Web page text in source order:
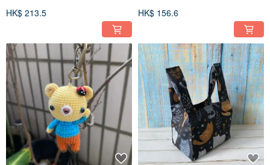
HK$ 213.5 HK$ 156.6